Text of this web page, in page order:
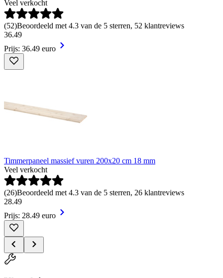
Veel verkocht
(52)Beoordeeld met 4.3 van de 5 sterren, 52 klantreviews
36.49
Prijs: 36.49 euro
Timmerpaneel massief vuren 200x20 cm 18 mm
Veel verkocht
(26)Beoordeeld met 4.3 van de 5 sterren, 26 klantreviews
28.49
Prijs: 28.49 euro